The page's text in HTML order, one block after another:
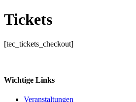
Tickets
[tec_tickets_checkout]
Wichtige Links
Veranstaltungen